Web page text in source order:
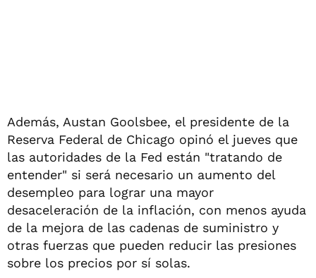
Además, Austan Goolsbee, el presidente de la
Reserva Federal de Chicago opinó el jueves que
las autoridades de la Fed están "tratando de
entender" si será necesario un aumento del
desempleo para lograr una mayor
desaceleración de la inflación, con menos ayuda
de la mejora de las cadenas de suministro y
otras fuerzas que pueden reducir las presiones
sobre los precios por sí solas.